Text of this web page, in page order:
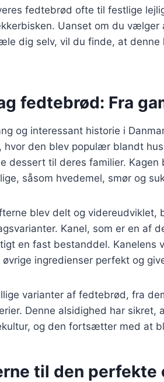
fedtebrød ofte til festlige
Uanset om du
dig selv, vil du finde, at denne
fedtebrød: Fra
og interessant historie i
hvor den blev populær blandt
dessert til deres familier. Kagen
såsom hvedemel, smør og
blev delt og videreudviklet,
Kanel, som er en af
en fast bestanddel. Kanelens
ingredienser perfekt og
varianter af fedtebrød, fra
Denne alsidighed har
og den fortsætter med at
til den